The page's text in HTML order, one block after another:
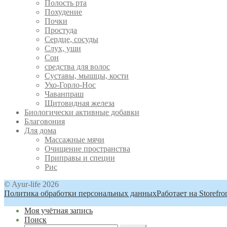
Полость рта
Похудение
Почки
Простуда
Сердце, сосуды
Слух, уши
Сон
средства для волос
Суставы, мышцы, кости
Ухо-Горло-Нос
Чаванпраш
Щитовидная железа
Биологически активные добавки
Благовония
Для дома
Массажные мячи
Очищение пространства
Приправы и специи
Рис
© Ayur-life 2026
Политика обработки персональных данныхРаботает на
Моя учётная запись
Поиск